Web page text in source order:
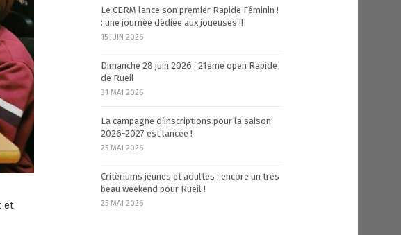
et
Le CERM lance son premier Rapide Féminin !
: une journée dédiée aux joueuses !!
15 JUIN 2026
Dimanche 28 juin 2026 : 21ème open Rapide
de Rueil
31 MAI 2026
La campagne d’inscriptions pour la saison
2026-2027 est lancée !
25 MAI 2026
Critériums jeunes et adultes : encore un très
beau weekend pour Rueil !
25 MAI 2026